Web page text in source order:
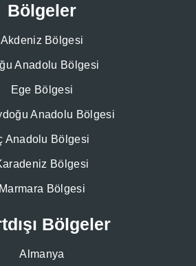
Bölgeler
Akdeniz Bölgesi
Anadolu Bölgesi
Ege Bölgesi
Anadolu Bölgesi
Anadolu Bölgesi
Bölgesi
Marmara Bölgesi
Bölgeler
Almanya